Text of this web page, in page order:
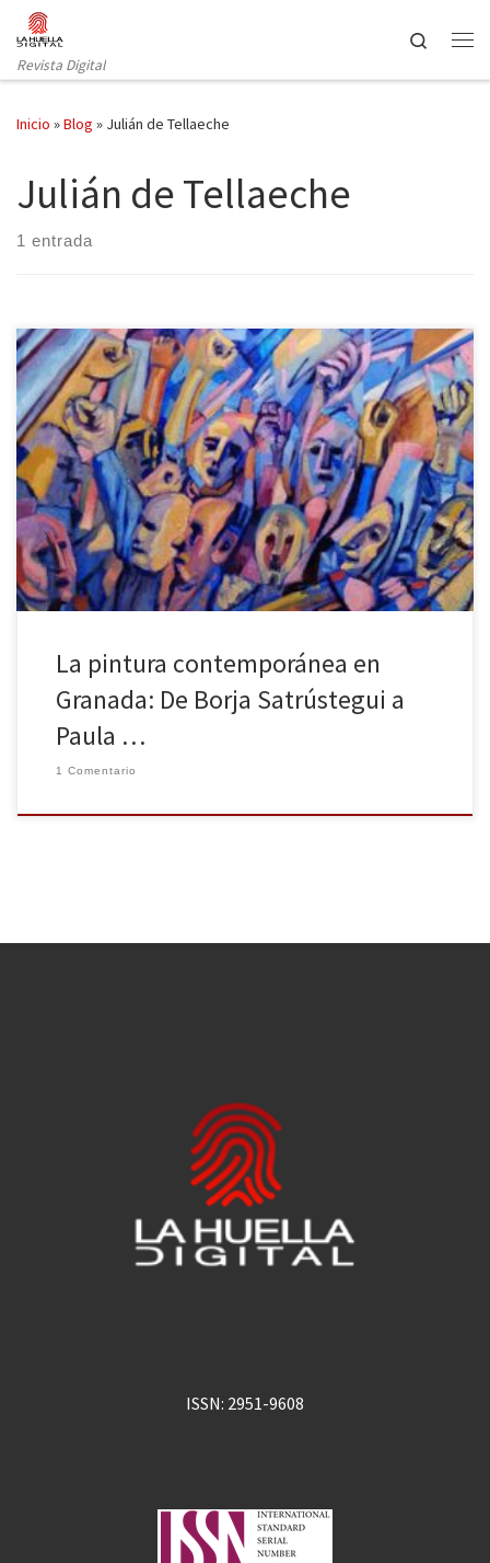
Saltar al contenido
Revista Digital
Search
Inicio »Blog » Julián de Tellaeche
Julián de Tellaeche
1 entrada
El panorama musical de Granada despunta desde hace décadas
en su versión más urbana, pero, aunque sea menos conocida,
también el ámbito de la pintura contemporánea merece su
reconocimiento. Quizá uno de los pintores que más me han
llamado la atención recientemente sea Borja Satrústegui. Entre el
18 de diciembre […]
La pintura contemporánea en
Granada: De Borja Satrústegui a
Paula …
1 Comentario
ISSN: 2951-9608